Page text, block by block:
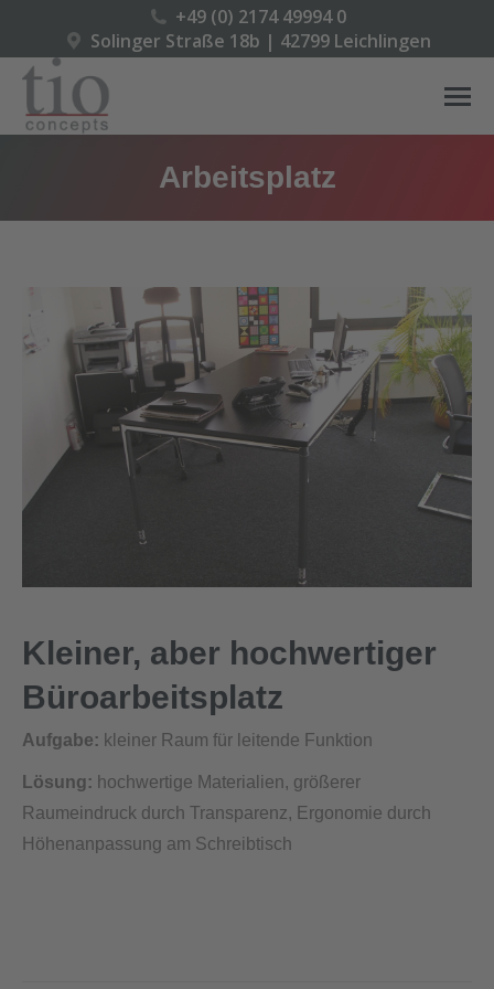
+49 (0) 2174 49994 0
Solinger Straße 18b | 42799 Leichlingen
Arbeitsplatz
Kleiner, aber hochwertiger
Büroarbeitsplatz
Aufgabe: kleiner Raum für leitende Funktion
Lösung: hochwertige Materialien, größerer
Raumeindruck durch Transparenz, Ergonomie durch
Höhenanpassung am Schreibtisch